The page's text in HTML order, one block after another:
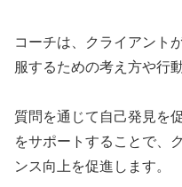
コーチは、クライアント
服するための考え方や行
質問を通じて自己発見を
をサポートすることで、
ンス向上を促進します。